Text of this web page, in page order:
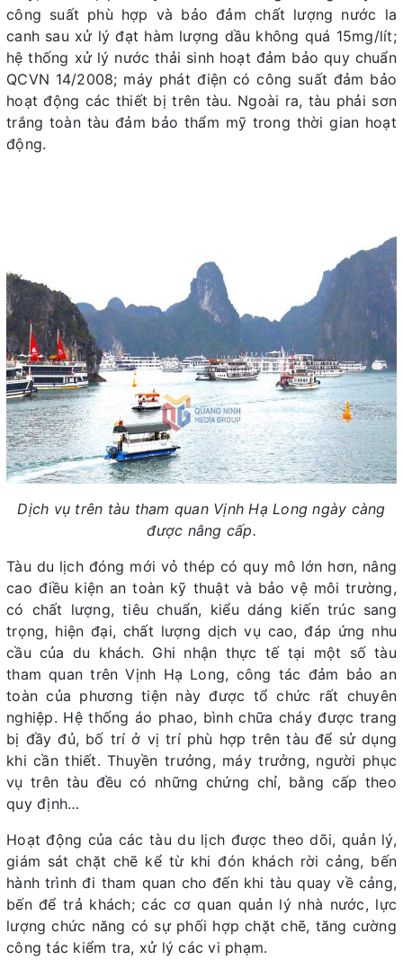
công suất phù hợp và bảo đảm chất lượng nước la
canh sau xử lý đạt hàm lượng dầu không quá 15mg/lít;
hệ thống xử lý nước thải sinh hoạt đảm bảo quy chuẩn
QCVN 14/2008; máy phát điện có công suất đảm bảo
hoạt động các thiết bị trên tàu. Ngoài ra, tàu phải sơn
trắng toàn tàu đảm bảo thẩm mỹ trong thời gian hoạt
động.
Dịch vụ trên tàu tham quan Vịnh Hạ Long ngày càng
được nâng cấp.
Tàu du lịch đóng mới vỏ thép có quy mô lớn hơn, nâng
cao điều kiện an toàn kỹ thuật và bảo vệ môi trường,
có chất lượng, tiêu chuẩn, kiểu dáng kiến trúc sang
trọng, hiện đại, chất lượng dịch vụ cao, đáp ứng nhu
cầu của du khách. Ghi nhận thực tế tại một số tàu
tham quan trên Vịnh Hạ Long, công tác đảm bảo an
toàn của phương tiện này được tổ chức rất chuyên
nghiệp. Hệ thống áo phao, bình chữa cháy được trang
bị đầy đủ, bố trí ở vị trí phù hợp trên tàu để sử dụng
khi cần thiết. Thuyền trưởng, máy trưởng, người phục
vụ trên tàu đều có những chứng chỉ, bằng cấp theo
quy định…
Hoạt động của các tàu du lịch được theo dõi, quản lý,
giám sát chặt chẽ kể từ khi đón khách rời cảng, bến
hành trình đi tham quan cho đến khi tàu quay về cảng,
bến để trả khách; các cơ quan quản lý nhà nước, lực
lượng chức năng có sự phối hợp chặt chẽ, tăng cường
công tác kiểm tra, xử lý các vi phạm.